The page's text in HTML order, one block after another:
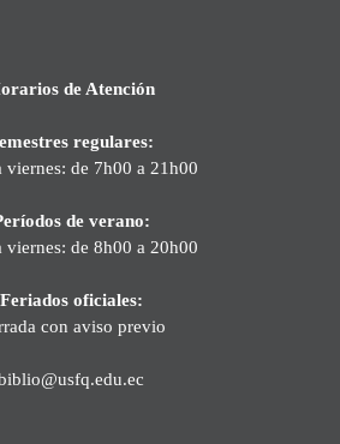
de Atención
regulares:
viernes: de 7h00 a 21h00
de verano:
viernes: de 8h00 a 20h00
Feriados oficiales:
con aviso previo